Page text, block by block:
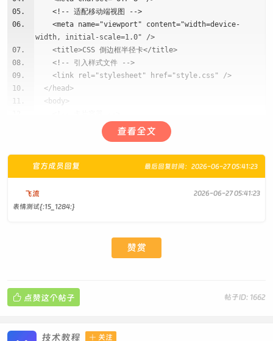
<!-- 适配移动端视图 -->
<meta name="viewport" content="width=device-
width, initial-scale=1.0" />
<title>CSS 倒边框半径卡</title>
<!-- 引入样式文件 -->
<link rel="stylesheet" href="style.css" />
</head>
<body>
<div class="card">
<!-- 顶部卡片区域（放视频背景） -->
<div class="imgBx">
<!-- 自动循环播放且静音的视频背景 -->
<video src="cover.mp4" type="video/mp4"
autoplay loop muted></video>
<!-- 底部卡片区域（放个人信息） -->
<div class="box">
<h2>Lila Simmons<br/><span>Professional
Artist</span></h2>
<ul>
2. CSS 部分（style.css）
* {
margin: 0;
box-sizing: border-box;
--clr: #083d41
body{
查看全文
最后回复时间：2026-06-27 05:41:23
官方成员回复
飞流
2026-06-27 05:41:23
表情测试{:15_1284:}
赞赏
帖子ID: 1662
 点赞这个帖子
技术教程  关注